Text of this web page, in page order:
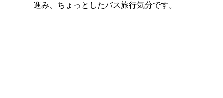
進み、ちょっとしたバス旅行気分です。